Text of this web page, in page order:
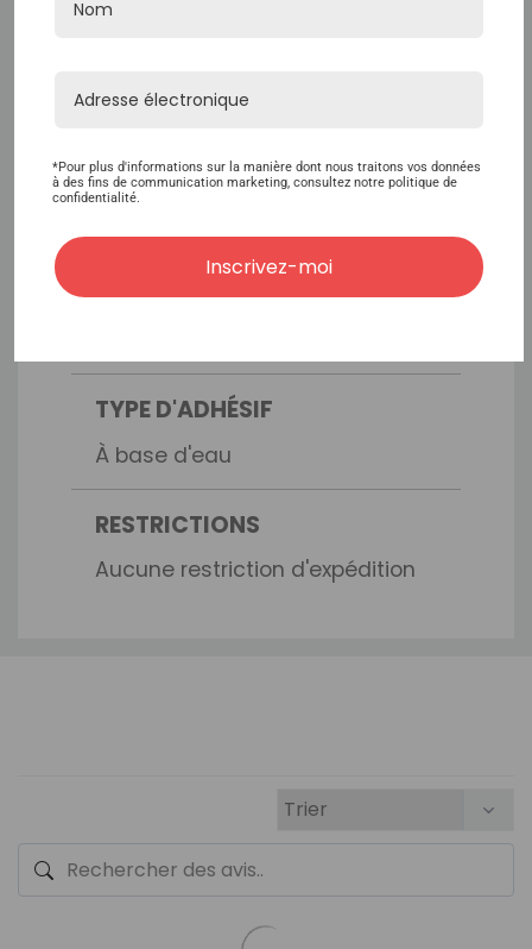
MARQUE
Semaines 2-3
SANS DANGER POUR LA
DENTELLE
TYPE D'ADHÉSIF
À base d'eau
RESTRICTIONS
Aucune restriction d'expédition
*Pour plus d'informations sur la manière dont nous traitons vos données
à des fins de communication marketing, consultez notre politique de
confidentialité.
Inscrivez-moi